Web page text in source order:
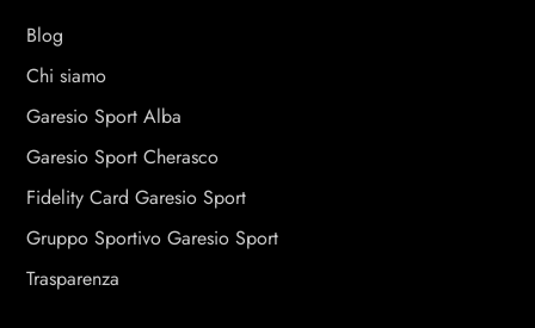
Blog
Chi siamo
Garesio Sport Alba
Garesio Sport Cherasco
Fidelity Card Garesio Sport
Gruppo Sportivo Garesio Sport
Trasparenza